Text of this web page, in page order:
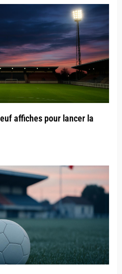
affiches pour lancer la